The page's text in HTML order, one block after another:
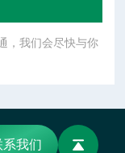
，我们会尽快与你
系我们